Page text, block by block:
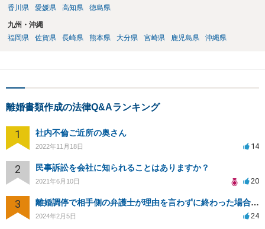
香川県
愛媛県 高知県 徳島県
九州・沖縄
福岡県
佐賀県 長崎県 熊本県 大分県 宮崎県 鹿児島県 沖縄県
離婚書類作成の法律Q&Aランキング
1 社内不倫ご近所の奥さん
2022年11月18日 14
2 民事訴訟を会社に知られることはありますか？
2021年6月10日 20
3 離婚調停で相手側の弁護士が理由を言わずに終わった場合の対応について
2024年2月5日 24